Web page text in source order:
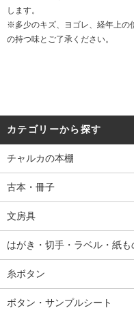
します。
※多少のキズ、ヨゴレ、経年上の
の持つ味とご了承ください。
カテゴリーから探す
チャルカの本棚
古本・冊子
文房具
はがき・切手・ラベル・紙も
糸ボタン
ボタン・サンプルシート